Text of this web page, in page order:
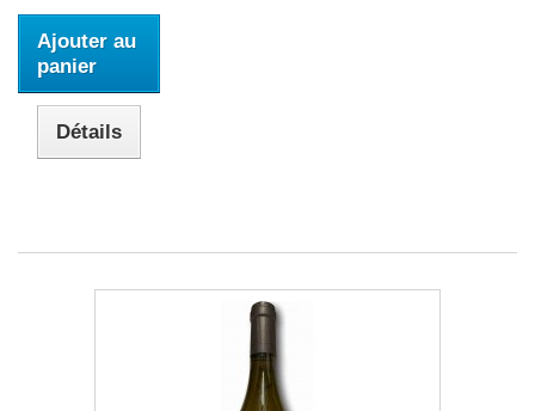
Ajouter au
panier
Détails